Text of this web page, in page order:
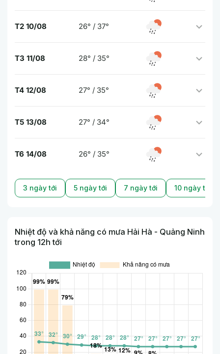
T2 10/08 26° / 37°
T3 11/08 28° / 35°
T4 12/08 27° / 35°
T5 13/08 27° / 34°
T6 14/08 26° / 35°
3 ngày tới 5 ngày tới 7 ngày tới 10 ngày tới
Nhiệt độ và khả năng có mưa Hải Hà - Quảng Ninh
trong 12h tới